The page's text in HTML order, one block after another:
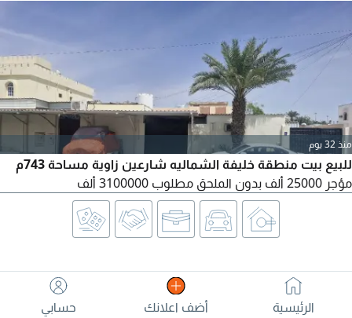
منذ 32 يوم
للبيع بيت منطقة خليفة الشماليه شارعين زاوية مساحة 743م
مؤجر 25000 ألف بدون الملحق مطلوب 3100000 ألف
الرئيسية أضف اعلانك حسابي